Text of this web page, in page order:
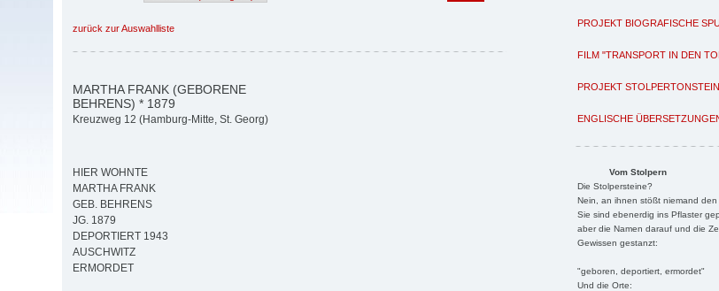
PROJEKT BIOGRAFISCHE
FILM "TRANSPORT IN DEN
PROJEKT
ENGLISCHE
Vom Stolpern
Die Stolpersteine?
Nein, an ihnen stößt niemand den
Sie sind ebenerdig ins Pflaster
aber die Namen darauf und die
Gewissen gestanzt:
"geboren, deportiert, ermordet"
Und die Orte:
zurück zur Auswahlliste
MARTHA FRANK (GEBORENE
BEHRENS) * 1879
Kreuzweg 12 (Hamburg-Mitte, St. Georg)
HIER WOHNTE
MARTHA FRANK
GEB. BEHRENS
JG. 1879
DEPORTIERT 1943
AUSCHWITZ
ERMORDET